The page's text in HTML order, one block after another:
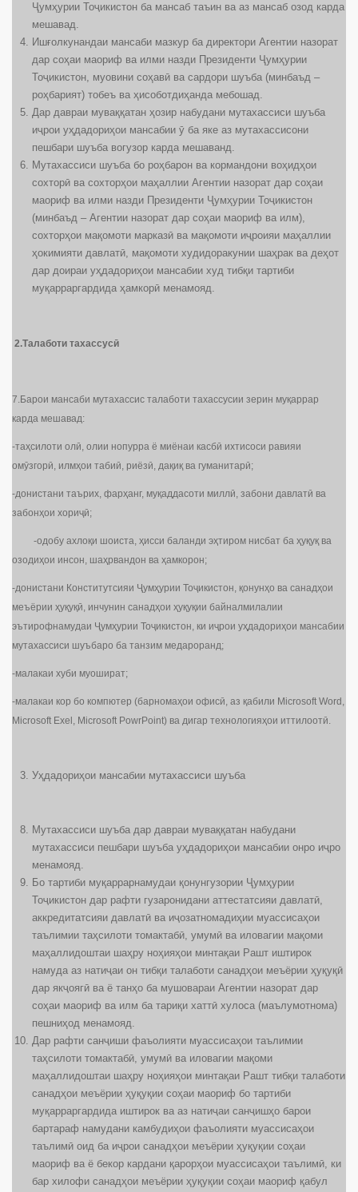
Ҷумҳурии Тоҷикистон ба мансаб таъин ва аз мансаб озод карда
мешавад.
Ишғолкунандаи мансаби мазкур ба директори Агентии назорат
дар соҳаи маориф ва илми назди Президенти Ҷумҳурии
Тоҷикистон, муовини соҳавӣ ва сардори шуъба (минбаъд –
роҳбарият) тобеъ ва ҳисоботдиҳанда мебошад.
Дар давраи муваққатан ҳозир набудани мутахассиси шуъба
иҷрои уҳдадориҳои мансабии ӯ ба яке аз мутахассисони
пешбари шуъба вогузор карда мешаванд.
Мутахассиси шуъба бо роҳбарон ва кормандони воҳидҳои
сохторӣ ва сохторҳои маҳаллии Агентии назорат дар соҳаи
маориф ва илми назди Президенти Ҷумҳурии Тоҷикистон
(минбаъд – Агентии назорат дар соҳаи маориф ва илм),
сохторҳои мақомоти марказӣ ва мақомоти иҷроияи маҳаллии
ҳокимияти давлатӣ, мақомоти худидоракунии шаҳрак ва деҳот
дар доираи уҳдадориҳои мансабии худ тибқи тартиби
муқарраргардида ҳамкорӣ менамояд.
2.Талаботи тахассусӣ
7.Барои мансаби мутахассис талаботи тахассусии зерин муқаррар
карда мешавад:
-таҳсилоти олӣ, олии нопурра ё миёнаи касбӣ ихтисоси равияи
омӯзгорӣ, илмҳои табиӣ, риёзӣ, дақиқ ва гуманитарӣ;
-донистани таърих, фарҳанг, муқаддасоти миллӣ, забони давлатӣ ва
забонҳои хориҷӣ;
-одобу ахлоқи шоиста, ҳисси баланди эҳтиром нисбат ба ҳуқуқ ва
озодиҳои инсон, шаҳрвандон ва ҳамкорон;
-донистани Конститутсияи Ҷумҳурии Тоҷикистон, қонунҳо ва санадҳои
меъёрии ҳуқуқӣ, инчунин санадҳои ҳуқуқии байналмилалии
эътирофнамудаи Ҷумҳурии Тоҷикистон, ки иҷрои уҳдадориҳои мансабии
мутахассиси шуъбаро ба танзим медароранд;
-малакаи хуби муошират;
-малакаи кор бо компютер (барномаҳои офисӣ, аз қабили Microsoft Word,
Microsoft Exel, Microsoft PowrPoint) ва дигар технологияҳои иттилоотӣ.
Уҳдадориҳои мансабии мутахассиси шуъба
Мутахассиси шуъба дар давраи муваққатан набудани
мутахассиси пешбари шуъба уҳдадориҳои мансабии онро иҷро
менамояд.
Бо тартиби муқаррарнамудаи қонунгузории Ҷумҳурии
Тоҷикистон дар рафти гузаронидани аттестатсияи давлатӣ,
аккредитатсияи давлатӣ ва иҷозатномадиҳии муассисаҳои
таълимии таҳсилоти томактабӣ, умумӣ ва иловагии мақоми
маҳаллидоштаи шаҳру ноҳияҳои минтақаи Рашт иштирок
намуда аз натиҷаи он тибқи талаботи санадҳои меъёрии ҳуқуқӣ
дар якҷоягӣ ва ё танҳо ба мушовараи Агентии назорат дар
соҳаи маориф ва илм ба тариқи хаттӣ хулоса (маълумотнома)
пешниҳод менамояд.
Дар рафти санҷиши фаъолияти муассисаҳои таълимии
таҳсилоти томактабӣ, умумӣ ва иловагии мақоми
маҳаллидоштаи шаҳру ноҳияҳои минтақаи Рашт тибқи талаботи
санадҳои меъёрии ҳуқуқии соҳаи маориф бо тартиби
муқарраргардида иштирок ва аз натиҷаи санҷишҳо барои
бартараф намудани камбудиҳои фаъолияти муассисаҳои
таълимӣ оид ба иҷрои санадҳои меъёрии ҳуқуқии соҳаи
маориф ва ё бекор кардани қарорҳои муассисаҳои таълимӣ, ки
бар хилофи санадҳои меъёрии ҳуқуқии соҳаи маориф қабул